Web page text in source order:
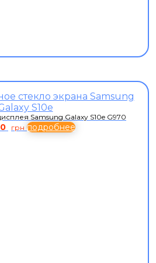
Samsung Galaxy S10e G970
грн подробнее